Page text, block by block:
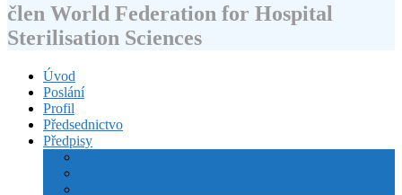
člen World Federation for Hospital
Sterilisation Sciences
Úvod
Poslání
Profil
Předsednictvo
Předpisy